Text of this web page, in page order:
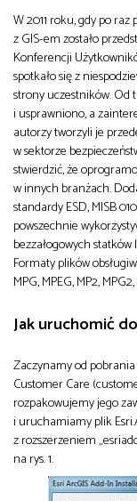
W 2011 roku, gdy po raz
z GIS-em zostało
Konferencji
spotkało się z
strony uczestników. Od
i usprawniono, a
autorzy tworzyli je
w sektorze
stwierdzić, że
w innych branżach.
standardy ESD, MISB
powszechnie
bezzałogowych
Formaty plików
MPG, MPEG, MP2,
Jak uruchomić
Zaczynamy od
Customer Care
rozpakowujemy jego
i uruchamiamy plik
z rozszerzeniem
na rys. 1.